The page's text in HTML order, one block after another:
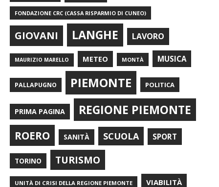
FONDAZIONE CRC (CASSA RISPARMIO DI CUNEO)
GIOVANI LANGHE LAVORO
MAURIZIO MARELLO METEO MONTÀ MUSICA
PALLAPUGNO PIEMONTE POLITICA
PRIMA PAGINA REGIONE PIEMONTE
ROERO SANITÀ SCUOLA SPORT
TORINO TURISMO
UNITÀ DI CRISI DELLA REGIONE PIEMONTE VIABILITÀ